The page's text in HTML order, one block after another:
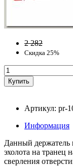
2 282
Скидка 25%
Артикул: pr-
Информация
Данный держатель
эхолота на транец
сверления